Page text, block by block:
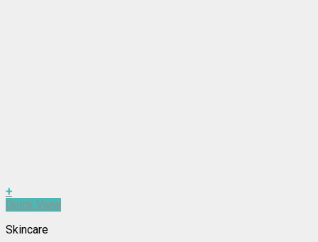
+
Quick View
Skincare